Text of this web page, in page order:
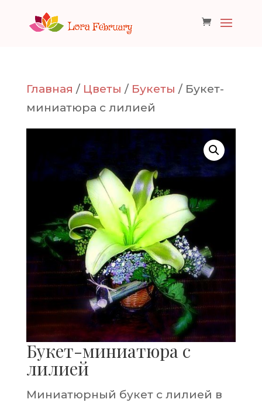
Главная / Цветы / Букеты / Букет-
миниатюра с лилией
Букет-миниатюра с
лилией
Миниатюрный букет с лилией в